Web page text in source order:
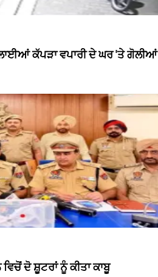
ਕੱਪੜਾ ਵਪਾਰੀ ਦੇ ਘਰ 'ਤੇ ਗੋਲੀਆਂ
ਦੋ ਸ਼ੂਟਰਾਂ ਨੂੰ ਕੀਤਾ ਕਾਬੂ